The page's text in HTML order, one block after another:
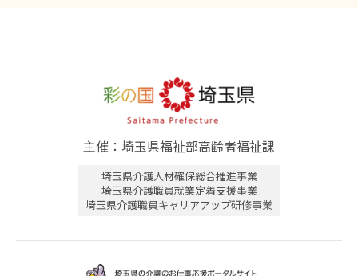
主催：埼玉県福祉部高齢者福祉課
埼玉県介護人材確保総合推進事業
埼玉県介護職員就業定着支援事業
埼玉県介護職員キャリアアップ研修事業